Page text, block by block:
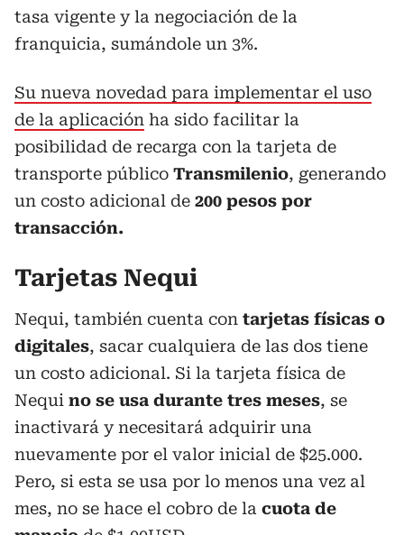
tasa vigente y la negociación de la
franquicia, sumándole un 3%.
Su nueva novedad para implementar el uso
de la aplicación ha sido facilitar la
posibilidad de recarga con la tarjeta de
transporte público Transmilenio, generando
un costo adicional de 200 pesos por
transacción.
Tarjetas Nequi
Nequi, también cuenta con tarjetas físicas o
digitales, sacar cualquiera de las dos tiene
un costo adicional. Si la tarjeta física de
Nequi no se usa durante tres meses, se
inactivará y necesitará adquirir una
nuevamente por el valor inicial de $25.000.
Pero, si esta se usa por lo menos una vez al
mes, no se hace el cobro de la cuota de